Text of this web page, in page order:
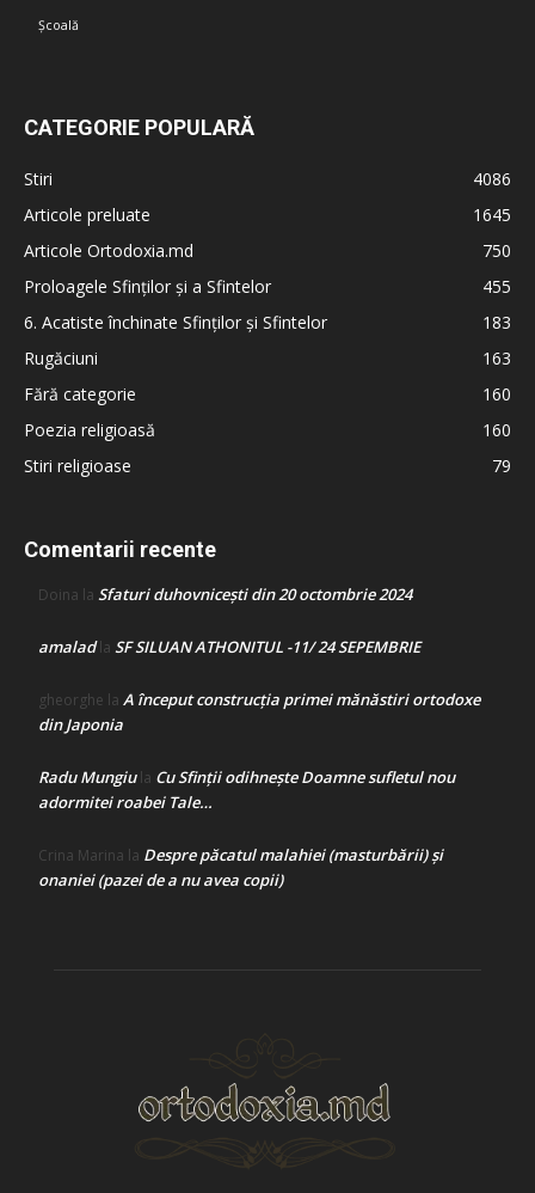
Școală
CATEGORIE POPULARĂ
Stiri
4086
Articole preluate
1645
Articole Ortodoxia.md
750
Proloagele Sfinților și a Sfintelor
455
6. Acatiste închinate Sfinților și Sfintelor
183
Rugăciuni
163
Fără categorie
160
Poezia religioasă
160
Stiri religioase
79
Comentarii recente
Doina la Sfaturi duhovnicești din 20 octombrie 2024
amaladla SF SILUAN ATHONITUL -11/ 24 SEPEMBRIE
gheorghe la A început construcţia primei mănăstiri ortodoxe
din Japonia
Radu Mungiula Cu Sfinții odihnește Doamne sufletul nou
adormitei roabei Tale…
Crina Marina la Despre păcatul malahiei (masturbării) şi
onaniei (pazei de a nu avea copii)